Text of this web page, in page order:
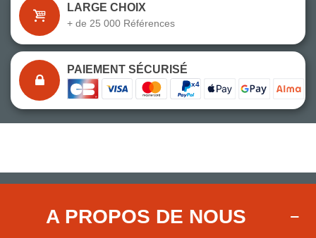
LARGE CHOIX
+ de 25 000 Références
PAIEMENT SÉCURISÉ
A PROPOS DE NOUS